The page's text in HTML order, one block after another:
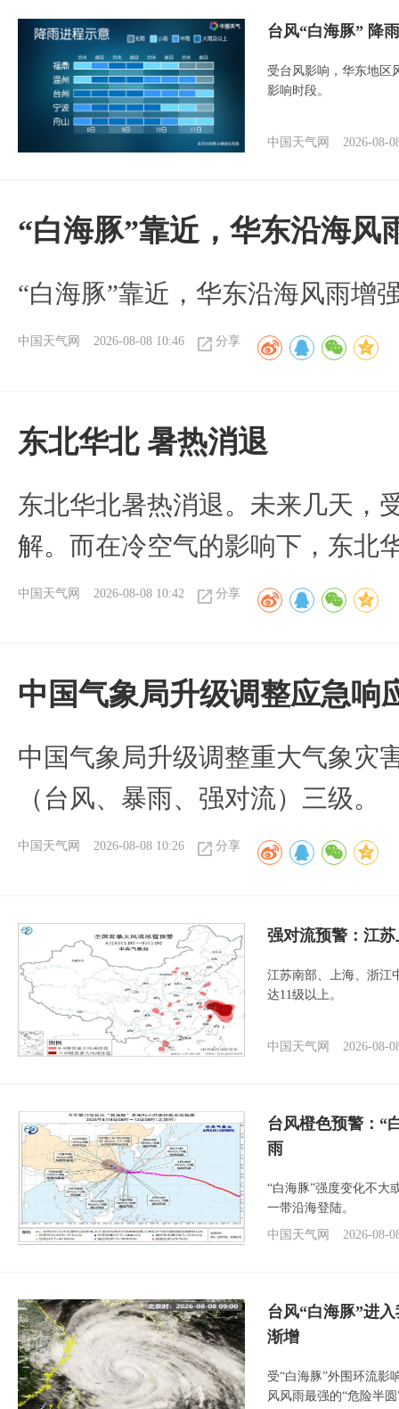
台风“白海豚” 降
受台风影响，华东地区
影响时段。
中国天气网 2026-08-
“白海豚”靠近，华东沿海风
“白海豚”靠近，华东沿海风雨增
中国天气网 2026-08-08 10:46 分享
​东北华北 暑热消退
东北华北暑热消退。未来几天，
解。而在冷空气的影响下，东北
中国天气网 2026-08-08 10:42 分享
中国气象局升级调整应急响
中国气象局升级调整重大气象灾
（台风、暴雨、强对流）三级。
中国天气网 2026-08-08 10:26 分享
强对流预警：江
江苏南部、上海、浙江
达11级以上。
中国天气网 2026-08-
台风橙色预警：“
雨
“白海豚”强度变化不大
一带沿海登陆。
中国天气网
2026-08-
台风“白海豚”进
渐增
受“白海豚”外围环流影
风风雨最强的“危险半